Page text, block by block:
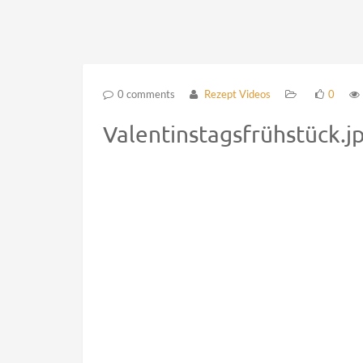
0 comments Rezept Videos 0